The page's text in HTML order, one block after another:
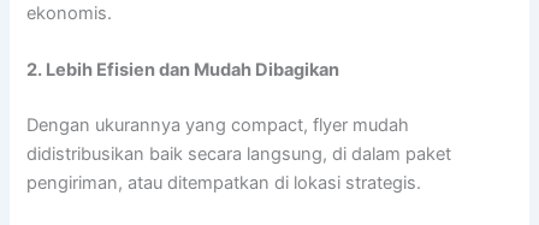
ekonomis.
2. Lebih Efisien dan Mudah Dibagikan
Dengan ukurannya yang compact, flyer mudah
didistribusikan baik secara langsung, di dalam paket
pengiriman, atau ditempatkan di lokasi strategis.